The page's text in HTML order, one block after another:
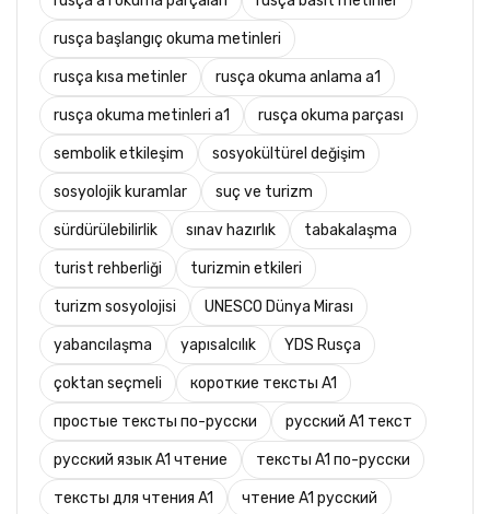
rusça başlangıç okuma metinleri
rusça kısa metinler rusça okuma anlama a1
rusça okuma metinleri a1 rusça okuma parçası
sembolik etkileşim sosyokültürel değişim
sosyolojik kuramlar suç ve turizm
sürdürülebilirlik sınav hazırlık tabakalaşma
turist rehberliği turizmin etkileri
turizm sosyolojisi UNESCO Dünya Mirası
yabancılaşma yapısalcılık YDS Rusça
çoktan seçmeli короткие тексты A1
простые тексты по-русски русский A1 текст
русский язык A1 чтение тексты A1 по-русски
тексты для чтения A1 чтение A1 русский